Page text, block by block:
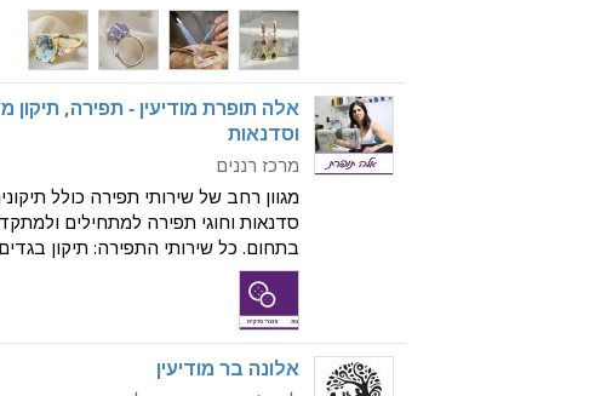
התכשיטים. שני המעצבים, אסי וחדוה,
ייחודיים ולהגשים חלומ
אלה תופרת מודיעין - תפירה, תיקון
וסדנאות
מרכז רננים
מגוון רחב של שירותי תפירה כולל
סדקית מבחר בדים שמלות ערב שמלות
וילונות גיהוץ אקס
אלונה בר מודיעין